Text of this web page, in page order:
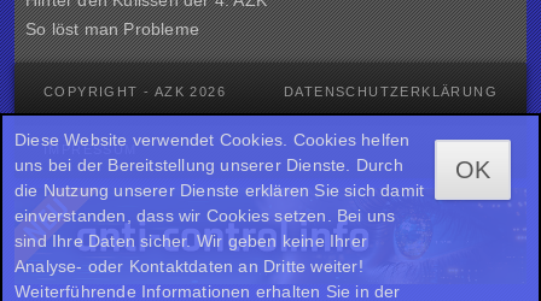
So löst man Probleme
COPYRIGHT - AZK 2026 DATENSCHUTZERKLÄRUNG
IMPRESSUM
Diese Website verwendet Cookies. Cookies helfen
uns bei der Bereitstellung unserer Dienste. Durch
die Nutzung unserer Dienste erklären Sie sich damit
einverstanden, dass wir Cookies setzen. Bei uns
sind Ihre Daten sicher. Wir geben keine Ihrer
Analyse- oder Kontaktdaten an Dritte weiter!
Weiterführende Informationen erhalten Sie in der
OK